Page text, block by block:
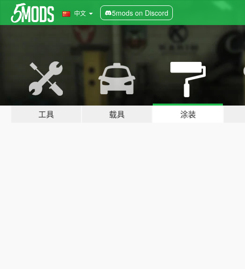
中文 5mods on Discord
工具 载具 涂装